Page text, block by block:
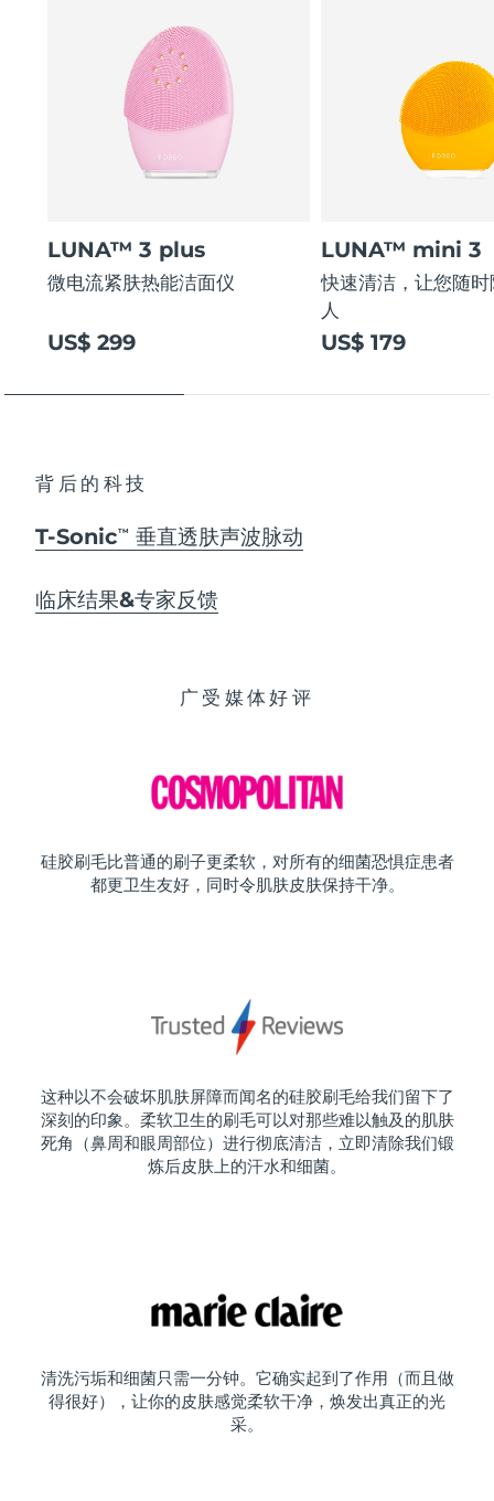
LUNA™ 3 plus
微电流紧肤热能洁面仪
US$ 299
LUNA™ mini 3
快速清洁，让您随
人
US$ 179
背后的科技
T-SonicTM 垂直透肤声波脉动
临床结果&专家反馈
广受媒体好评
硅胶刷毛比普通的刷子更柔软，对所有的细菌恐惧症患者
都更卫生友好，同时令肌肤皮肤保持干净。
这种以不会破坏肌肤屏障而闻名的硅胶刷毛给我们留下了
深刻的印象。柔软卫生的刷毛可以对那些难以触及的肌肤
死角（鼻周和眼周部位）进行彻底清洁，立即清除我们锻
炼后皮肤上的汗水和细菌。
清洗污垢和细菌只需一分钟。它确实起到了作用（而且做
得很好），让你的皮肤感觉柔软干净，焕发出真正的光
采。